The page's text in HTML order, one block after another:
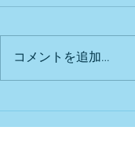
出店予定
コメントを追加…